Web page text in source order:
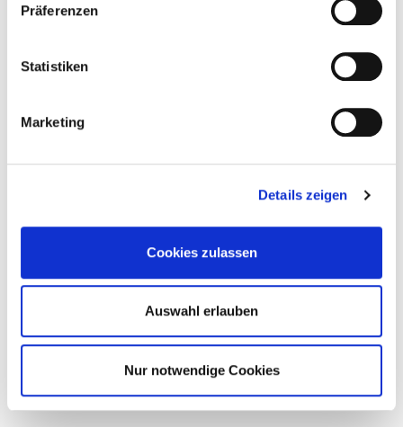
Präferenzen
Statistiken
Marketing
Details zeigen
Cookies zulassen
Auswahl erlauben
Nur notwendige Cookies
Wohnen in Norwegen - Blog
Brauner Käse vom Aussterben
26. Februar 2014
Vorheriger Artikel
Norwegen in Sotschi erfolgreich
24. Februar 2014